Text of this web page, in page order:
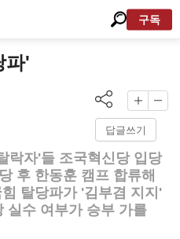
구독
파'
답글쓰기
락자'들 조국혁신당 입당
후 한동훈 캠프 합류해
탈당파가 '김부겸 지지'
실수 여부가 승부 가를